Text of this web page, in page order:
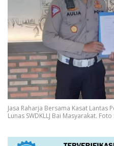
Jasa Raharja Bersama Kasat Lantas
Lunas SWDKLLJ Bai Masyarakat.